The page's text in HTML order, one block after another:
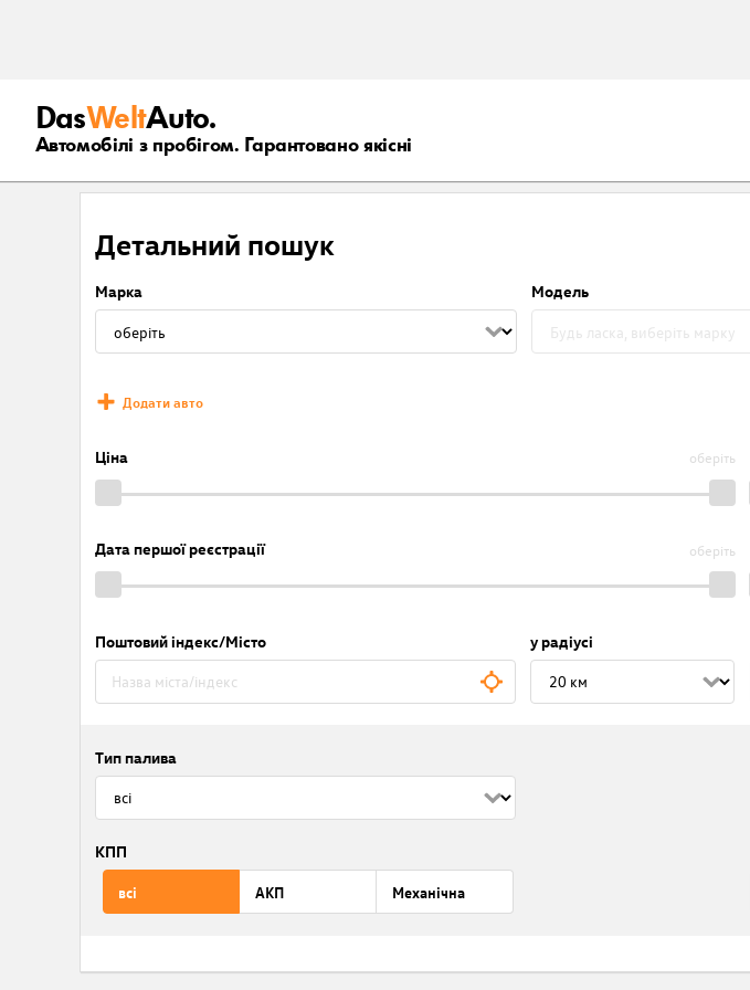
DasWeltAuto.
Автомобілі з пробігом. Гарантовано якісні
Детальний пошук
Марка Модель
Додати авто
Ціна оберіть
Дата першої реєстрації оберіть
Поштовий індекс/Місто у радіусі
Тип палива
КПП
всі АКП Механічна